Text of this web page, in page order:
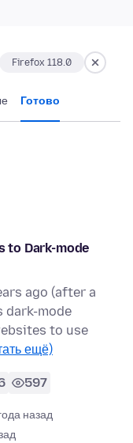
Firefox 118.0
Готово
to Dark-mode
ago (after a
dark-mode
to use
ещё)
597
назад